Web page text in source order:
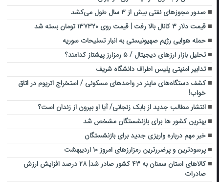
صدور مجوزهای نفتی بیش از ۳ سال طول می‌کشد
قیمت دلار ۳ کانال بالا رفت | قیمت روی ۱۳۷۳۲۰ تومان بسته شد
حمله هوایی رژیم صهیونیستی به انبار تسلیحات سوریه
تحلیل بازار ارزهای دیجیتال / ۵ رمزارز پیشتاز کدامند؟
تدابیر امنیتی پلیس اطراف دانشگاه شریف
کشف دستگاه‌های ماینر در واحدهای مسکونی / استخراج اتریوم در اتاق
خواب!
انتشار مطالب جدید از بابک زنجانی/ آیا او بیرون از زندان است؟
بهترین کشور ها برای بازنشستگان مشخص شد
خبر مهم درباره واریزی جدید برای بازنشستگان
پرسودترین و پرضررترین رمزارزهای امروز ۱۰ اردیبهشت
کالاهای استان سمنان به ۴۳ کشور صادر شد| ۲۸ درصد افزایش ارزش
صادرات